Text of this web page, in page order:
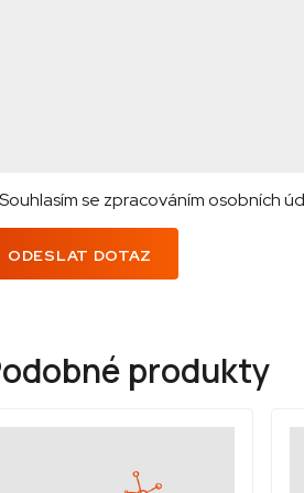
Souhlasím se zpracováním osobních
ODESLAT DOTAZ
produkty